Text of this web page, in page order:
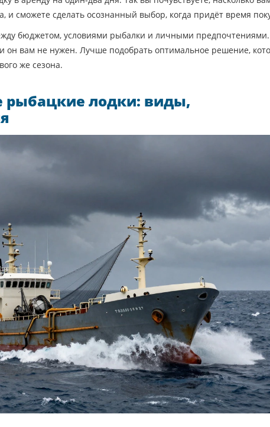
сможете сделать осознанный выбор, когда придёт время
бюджетом, условиями рыбалки и личными
он вам не нужен. Лучше подобрать оптимальное решение,
же сезона.
рыбацкие лодки: виды,